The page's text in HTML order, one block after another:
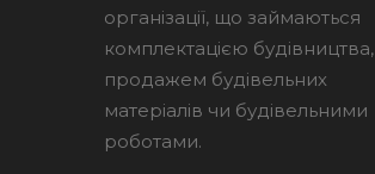
організації, що займаються
комплектацією будівництва,
продажем будівельних
матеріалів чи будівельними
роботами.